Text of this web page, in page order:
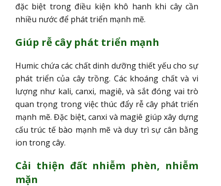
đặc biệt trong điều kiện khô hanh khi cây cần
nhiều nước để phát triển mạnh mẽ.
Giúp rễ cây phát triển mạnh
Humic chứa các chất dinh dưỡng thiết yếu cho sự
phát triển của cây trồng. Các khoáng chất và vi
lượng như kali, canxi, magiê, và sắt đóng vai trò
quan trọng trong việc thúc đẩy rễ cây phát triển
mạnh mẽ. Đặc biệt, canxi và magiê giúp xây dựng
cấu trúc tế bào mạnh mẽ và duy trì sự cân bằng
ion trong cây.
Cải thiện đất nhiễm phèn, nhiễm
mặn